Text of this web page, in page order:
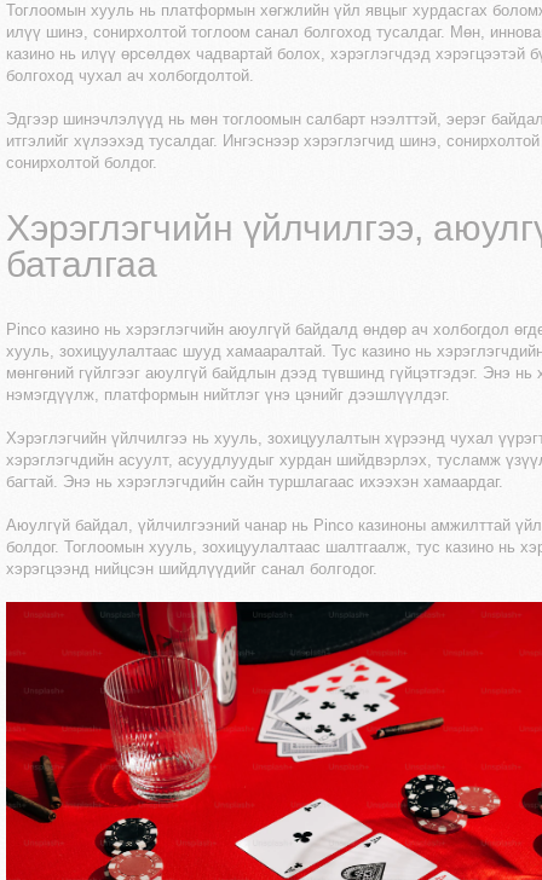
Тоглоомын хууль нь платформын хөгжлийн үйл явцыг хурдасгах
илүү шинэ, сонирхолтой тоглоом санал болгоход тусалдаг. Мөн,
казино нь илүү өрсөлдөх чадвартай болох, хэрэглэгчдэд хэрэгцээтэй
болгоход чухал ач холбогдолтой.
Эдгээр шинэчлэлүүд нь мөн тоглоомын салбарт нээлттэй, эерэг
итгэлийг хүлээхэд тусалдаг. Ингэснээр хэрэглэгчид шинэ,
сонирхолтой болдог.
Хэрэглэгчийн үйлчилгээ,
баталгаа
Pinco казино нь хэрэглэгчийн аюулгүй байдалд өндөр ач холбогдол
хууль, зохицуулалтаас шууд хамааралтай. Тус казино нь
мөнгөний гүйлгээг аюулгүй байдлын дээд түвшинд гүйцэтгэдэг. Энэ нь
нэмэгдүүлж, платформын нийтлэг үнэ цэнийг дээшлүүлдэг.
Хэрэглэгчийн үйлчилгээ нь хууль, зохицуулалтын хүрээнд чухал
хэрэглэгчдийн асуулт, асуудлуудыг хурдан шийдвэрлэх, тусламж
багтай. Энэ нь хэрэглэгчдийн сайн туршлагаас ихээхэн хамаардаг.
Аюулгүй байдал, үйлчилгээний чанар нь Pinco казиноны амжилттай
болдог. Тоглоомын хууль, зохицуулалтаас шалтгаалж, тус казино нь
хэрэгцээнд нийцсэн шийдлүүдийг санал болгодог.